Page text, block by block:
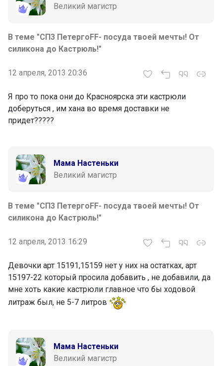
Великий магистр
В теме "СП3 ПетергоFF- посуда твоей мечты! От
силикона до Кастрюль!"
12 апреля, 2013 20:36
Я про то пока они до Красноярска эти кастрюли
доберуться , им хана во время доставки не
придет?????
Мама Настеньки
Великий магистр
В теме "СП3 ПетергоFF- посуда твоей мечты! От
силикона до Кастрюль!"
12 апреля, 2013 16:29
Девочки арт 15191,15159 нет у них на остатках, арт
15197-22 который просила добавить , не добавили, да
мне хоть какие кастрюли главное что бы ходовой
литраж был, не 5-7 литров
Мама Настеньки
Великий магистр